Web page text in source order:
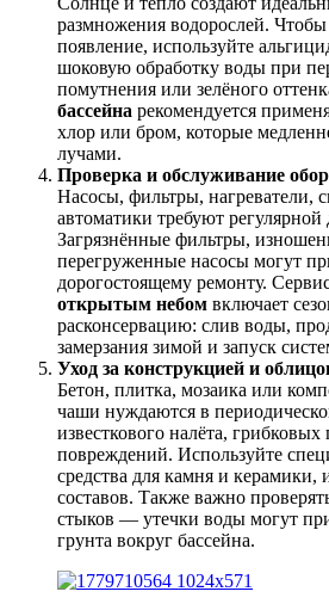
размножения водорослей. Чтобы
появление, используйте
шоковую обработку воды при
помутнения или зелёного
бассейна рекомендуется
хлор или бром, которые
лучами.
Проверка и обслуживание
Насосы, фильтры, нагреватели,
автоматики требуют регулярной
Загрязнённые фильтры,
перегруженные насосы могут
дорогостоящему ремонту.
открытым небом включает
расконсервацию: слив воды,
замерзания зимой и запуск
Уход за конструкцией и
Бетон, плитка, мозаика или
чаши нуждаются в
известкового налёта,
повреждений. Используйте
средства для камня и керамики,
составов. Также важно
стыков — утечки воды могут
грунта вокруг бассейна.